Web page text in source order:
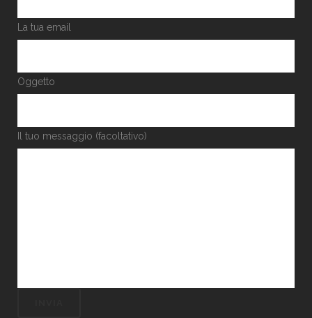
La tua email
Oggetto
Il tuo messaggio (facoltativo)